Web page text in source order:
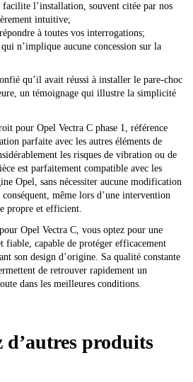
l’installation, souvent citée par nos
intuitive;
à toutes vos interrogations;
n’implique aucune concession sur la
qu’il avait réussi à installer le pare-choc
un témoignage qui illustre la simplicité
pour Opel Vectra C phase 1, référence
parfaite avec les autres éléments de
les risques de vibration ou de
est parfaitement compatible avec les
Opel, sans nécessiter aucune modification
même lors d’une intervention
propre et efficient.
Opel Vectra C, vous optez pour une
fiable, capable de protéger efficacement
son design d’origine. Sa qualité constante
de retrouver rapidement un
dans les meilleures conditions.
d’autres produits